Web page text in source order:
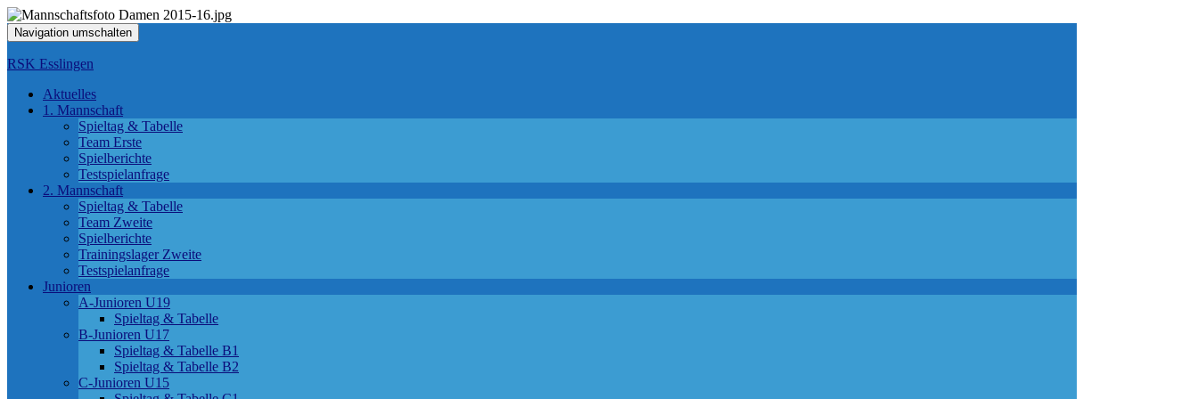
Navigation umschalten
RSK Esslingen
Aktuelles
1. Mannschaft
Spieltag & Tabelle
Team Erste
Spielberichte
Testspielanfrage
2. Mannschaft
Spieltag & Tabelle
Team Zweite
Spielberichte
Trainingslager Zweite
Testspielanfrage
Junioren
A-Junioren U19
Spieltag & Tabelle
B-Junioren U17
Spieltag & Tabelle B1
Spieltag & Tabelle B2
C-Junioren U15